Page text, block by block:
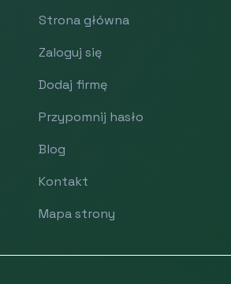
Strona główna
Zaloguj się
Dodaj firmę
Przypomnij hasło
Blog
Kontakt
Mapa strony